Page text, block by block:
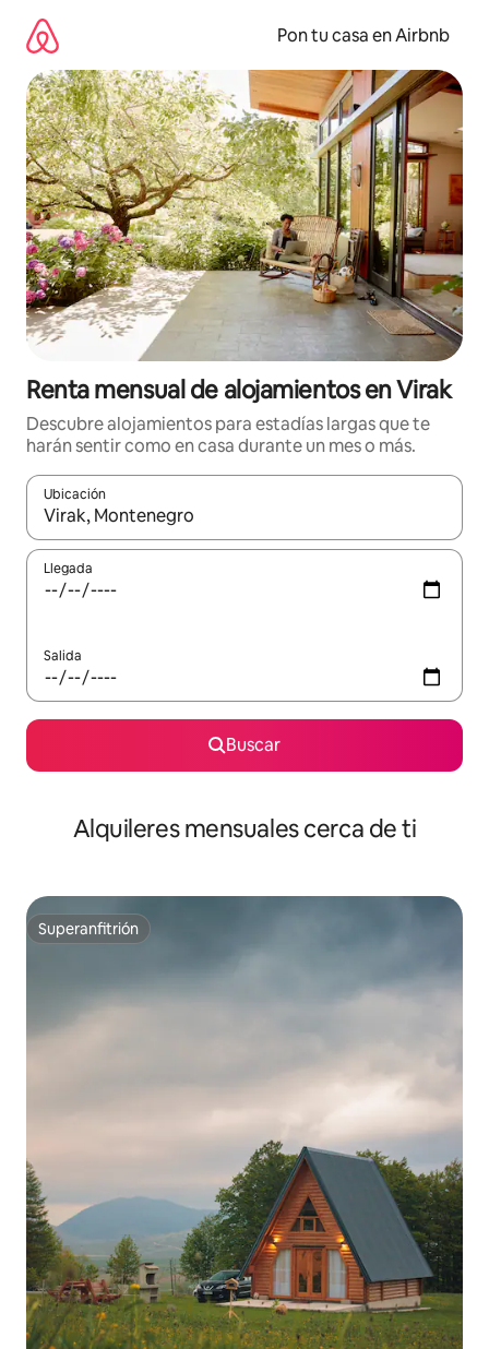
contenido
Pon tu casa en Airbnb
Renta mensual de alojamientos en Virak
Descubre alojamientos para estadías largas que te
harán sentir como en casa durante un mes o más.
Ubicación
Cuando los resultados estén disponibles, navega con las
Llegada
Salida
Buscar
Alquileres mensuales cerca de ti
Superanfitrión
Superanfitrión